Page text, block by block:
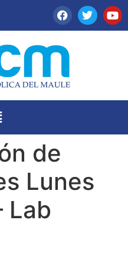
de
Lunes
Lab